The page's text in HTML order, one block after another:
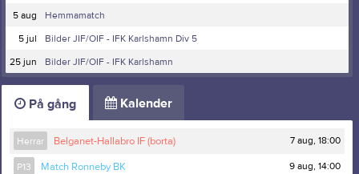
5 aug
Hemmamatch
5 jul
Bilder JIF/OIF - IFK Karlshamn Div 5
25 jun
Bilder JIF/OIF - IFK Karlshamn
På gång Kalender
Herrar Belganet-Hallabro IF (borta) 7 aug, 18:00
P13 Match Ronneby BK 9 aug, 14:00